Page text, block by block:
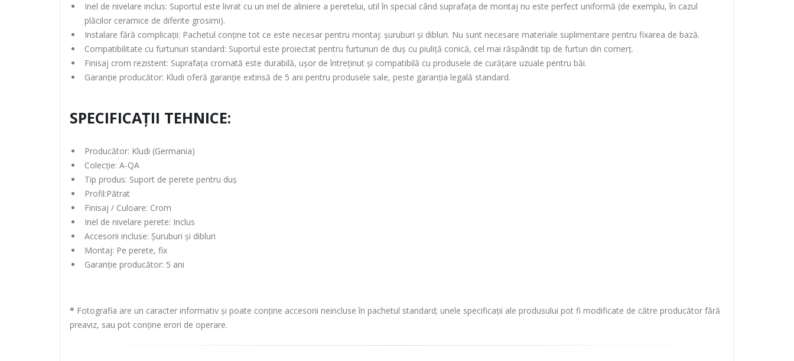
Inel de nivelare inclus: Suportul este livrat cu un inel de aliniere a peretelui, util în special când suprafața de montaj nu este perfect uniformă (de exemplu, în cazul
plăcilor ceramice de diferite grosimi).
Instalare fără complicații: Pachetul conține tot ce este necesar pentru montaj: șuruburi și dibluri. Nu sunt necesare materiale suplimentare pentru fixarea de bază.
Compatibilitate cu furtunuri standard: Suportul este proiectat pentru furtunuri de duș cu piuliță conică, cel mai răspândit tip de furtun din comerț.
Finisaj crom rezistent: Suprafața cromată este durabilă, ușor de întreținut și compatibilă cu produsele de curățare uzuale pentru băi.
Garanție producător: Kludi oferă garanție extinsă de 5 ani pentru produsele sale, peste garanția legală standard.
SPECIFICAȚII TEHNICE:
Producător: Kludi (Germania)
Colecție: A-QA
Tip produs: Suport de perete pentru duș
Profil:Pătrat
Finisaj / Culoare: Crom
Inel de nivelare perete: Inclus
Accesorii incluse: Șuruburi și dibluri
Montaj: Pe perete, fix
Garanție producător: 5 ani
* Fotografia are un caracter informativ și poate conține accesorii neincluse în pachetul standard; unele specificații ale produsului pot fi modificate de către producător fără
preaviz, sau pot conține erori de operare.